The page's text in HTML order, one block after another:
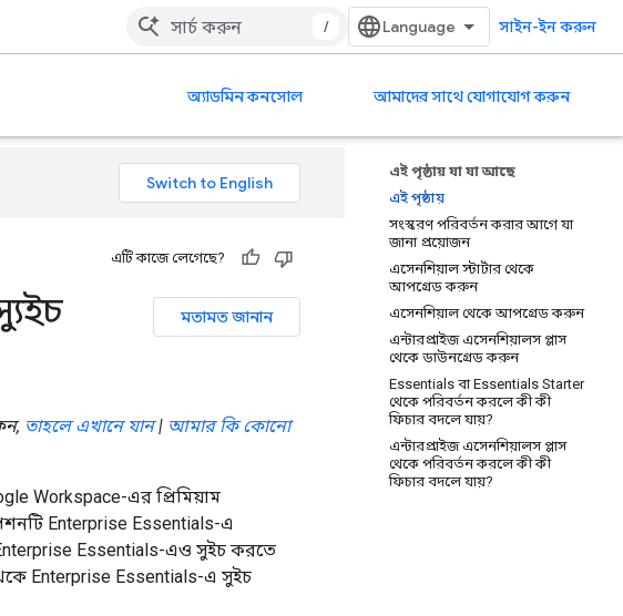
/ সাইন-ইন করুন
অ্যাডমিন কনসোল আমাদের সাথে যোগাযোগ করুন
এই পৃষ্ঠায় যা যা আছে
এই পৃষ্ঠায়
সংস্করণ পরিবর্তন করার আগে যা
জানা প্রয়োজন
এসেনশিয়াল স্টার্টার থেকে
আপগ্রেড করুন
এসেনশিয়াল থেকে আপগ্রেড করুন
এন্টারপ্রাইজ এসেনশিয়ালস প্লাস
থেকে ডাউনগ্রেড করুন
Essentials বা Essentials Starter
থেকে পরিবর্তন করলে কী কী
ফিচার বদলে যায়?
এন্টারপ্রাইজ এসেনশিয়ালস প্লাস
থেকে পরিবর্তন করলে কী কী
ফিচার বদলে যায়?
এটি কাজে লেগেছে?
মতামত জানান
তাহলে এখানে যান| আমার কি কোনো
Workspace-এর প্রিমিয়াম
Enterprise Essentials-এ
Essentials-এও সুইচ করতে
Enterprise Essentials-এ সুইচ